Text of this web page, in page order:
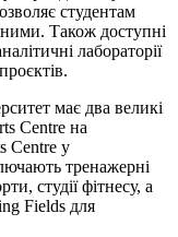
студентам
Також доступні
лабораторії
має два великі
Centre на
Centre у
тренажерні
студії фітнесу, а
Fields для